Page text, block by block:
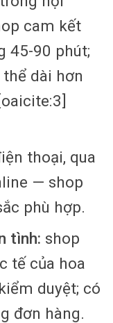
cam kết
45-90 phút;
dài hơn
thoại, qua
— shop
phù hợp.
tình: shop
tế của hoa
duyệt; có
đơn hàng.